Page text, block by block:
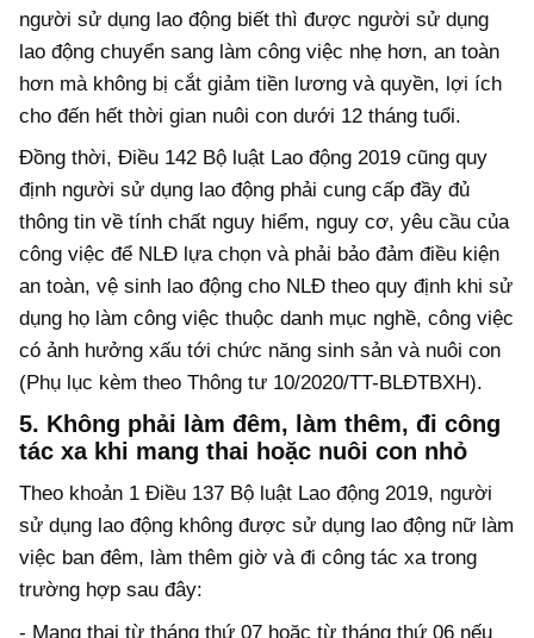
người sử dụng lao động biết thì được người sử dụng
lao động chuyển sang làm công việc nhẹ hơn, an toàn
hơn mà không bị cắt giảm tiền lương và quyền, lợi ích
cho đến hết thời gian nuôi con dưới 12 tháng tuổi.
Đồng thời, Điều 142 Bộ luật Lao động 2019 cũng quy
định người sử dụng lao động phải cung cấp đầy đủ
thông tin về tính chất nguy hiểm, nguy cơ, yêu cầu của
công việc để NLĐ lựa chọn và phải bảo đảm điều kiện
an toàn, vệ sinh lao động cho NLĐ theo quy định khi sử
dụng họ làm công việc thuộc danh mục nghề, công việc
có ảnh hưởng xấu tới chức năng sinh sản và nuôi con
(Phụ lục kèm theo Thông tư 10/2020/TT-BLĐTBXH).
5. Không phải làm đêm, làm thêm, đi công
tác xa khi mang thai hoặc nuôi con nhỏ
Theo khoản 1 Điều 137 Bộ luật Lao động 2019, người
sử dụng lao động không được sử dụng lao động nữ làm
việc ban đêm, làm thêm giờ và đi công tác xa trong
trường hợp sau đây:
- Mang thai từ tháng thứ 07 hoặc từ tháng thứ 06 nếu